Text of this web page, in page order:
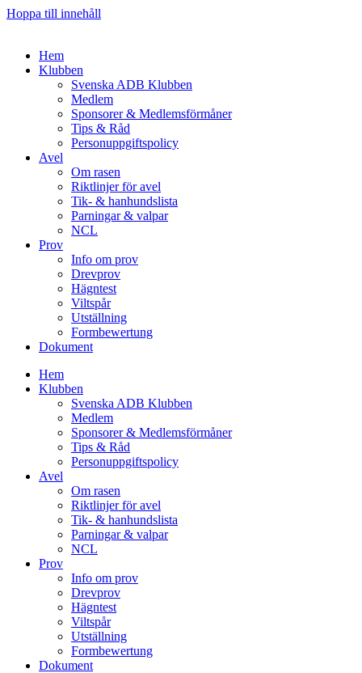
Hoppa till innehåll
Hem
Klubben
Svenska ADB Klubben
Medlem
Sponsorer & Medlemsförmåner
Tips & Råd
Personuppgiftspolicy
Avel
Om rasen
Riktlinjer för avel
Tik- & hanhundslista
Parningar & valpar
NCL
Prov
Info om prov
Drevprov
Hägntest
Viltspår
Utställning
Formbewertung
Dokument
Hem
Klubben
Svenska ADB Klubben
Medlem
Sponsorer & Medlemsförmåner
Tips & Råd
Personuppgiftspolicy
Avel
Om rasen
Riktlinjer för avel
Tik- & hanhundslista
Parningar & valpar
NCL
Prov
Info om prov
Drevprov
Hägntest
Viltspår
Utställning
Formbewertung
Dokument